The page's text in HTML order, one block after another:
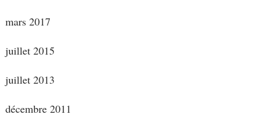
mars 2017
juillet 2015
juillet 2013
décembre 2011